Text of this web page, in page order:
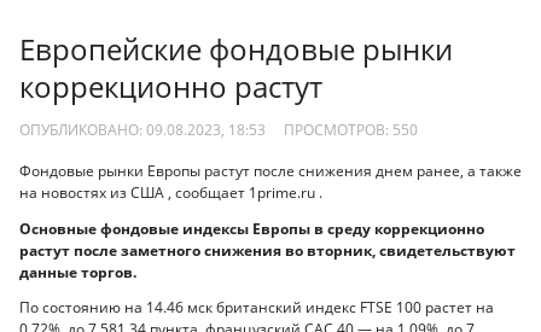
Европейские фондовые рынки
коррекционно растут
ОПУБЛИКОВАНО: 09.08.2023, 18:53 ПРОСМОТРОВ: 550
Фондовые рынки Европы растут после снижения днем ранее, а также
на новостях из США , сообщает 1prime.ru .
Основные фондовые индексы Европы в среду коррекционно
растут после заметного снижения во вторник, свидетельствуют
данные торгов.
По состоянию на 14.46 мск британский индекс FTSE 100 растет на